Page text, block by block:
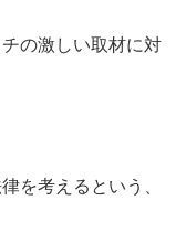
の激しい取材に対
を考えるという、